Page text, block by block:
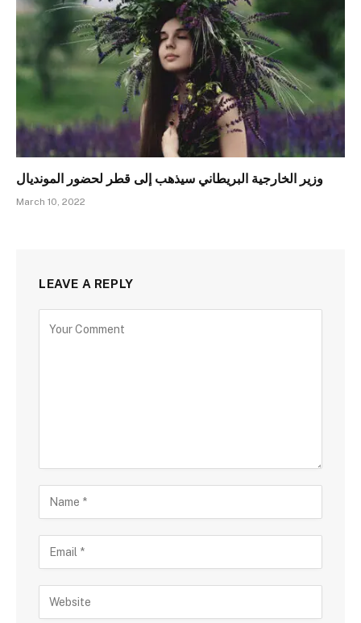
وزير الخارجية البريطاني سيذهب إلى قطر لحضور المونديال
March 10, 2022
LEAVE A REPLY